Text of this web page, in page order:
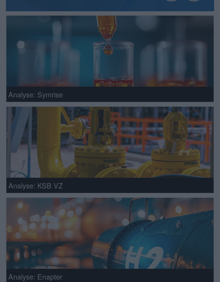
Analyse: Symrise
Analyse: KSB VZ
Analyse: Enapter